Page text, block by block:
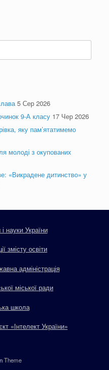
5 Сер 2026
9-А класу 17 Чер 2026
яку пам’ятатимемо
молоді з окупованих
«Викрадене дитинство» у
науки України
змісту освіти
адміністрація
міської ради
школа
«Інтелект України»
Theme